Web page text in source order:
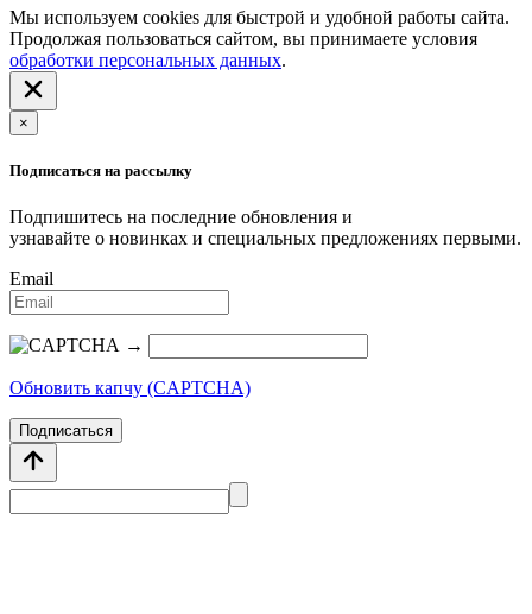
Мы используем cookies для быстрой и удобной работы сайта.
Продолжая пользоваться сайтом, вы принимаете условия
обработки персональных данных.
×
Подписаться на рассылку
Подпишитесь на последние обновления и
узнавайте о новинках и специальных предложениях первыми.
Email
→
Обновить капчу (CAPTCHA)
Подписаться